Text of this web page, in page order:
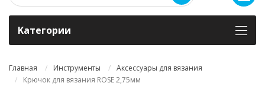
Kатегории
Главная Инструменты
Аксессуары для вязания
Крючок для вязания ROSE 2,75мм